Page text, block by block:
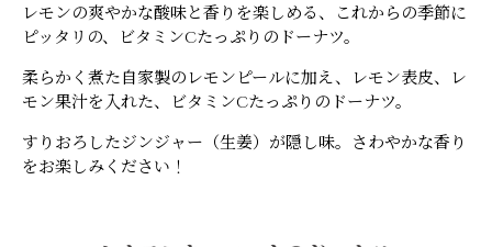
レモンの爽やかな酸味と香りを楽しめる、これからの季節に
ピッタリの、ビタミンCたっぷりのドーナツ。
柔らかく煮た自家製のレモンピールに加え、レモン表皮、レ
モン果汁を入れた、ビタミンCたっぷりのドーナツ。
すりおろしたジンジャー（生姜）が隠し味。さわやかな香り
をお楽しみください！